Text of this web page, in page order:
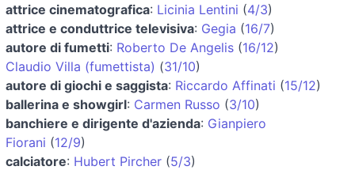
attrice cinematografica: Licinia Lentini (4/3)
attrice e conduttrice televisiva: Gegia (16/7)
autore di fumetti: Roberto De Angelis (16/12)
Claudio Villa (fumettista) (31/10)
autore di giochi e saggista: Riccardo Affinati (15/12)
ballerina e showgirl: Carmen Russo (3/10)
banchiere e dirigente d'azienda: Gianpiero
Fiorani (12/9)
calciatore: Hubert Pircher (5/3)